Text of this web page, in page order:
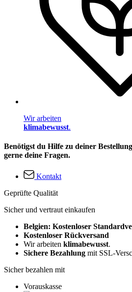
Wir arbeiten
klimabewusst.
Benötigst du Hilfe zu deiner
gerne deine Fragen.
Kontakt
Geprüfte Qualität
Sicher und vertraut einkaufen
Belgien: Kostenloser
Kostenloser Rückversand
Wir arbeiten klimabewusst.
Sichere Bezahlung mit SSL-
Sicher bezahlen mit
Vorauskasse